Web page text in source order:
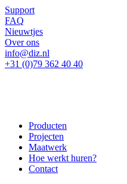
Support
FAQ
Nieuwtjes
Over ons
info@diz.nl
+31 (0)79 362 40 40
Producten
Projecten
Maatwerk
Hoe werkt huren?
Contact